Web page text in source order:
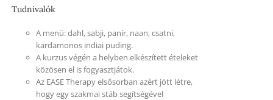
Tudnivalók
A menü: dahl, sabji, panír, naan, csatni,
kardamonos indiai puding.
A kurzus végén a helyben elkészített ételeket
közösen el is fogyasztjátok.
Az EASE Therapy elsősorban azért jött létre,
hogy egy szakmai stáb segítségével